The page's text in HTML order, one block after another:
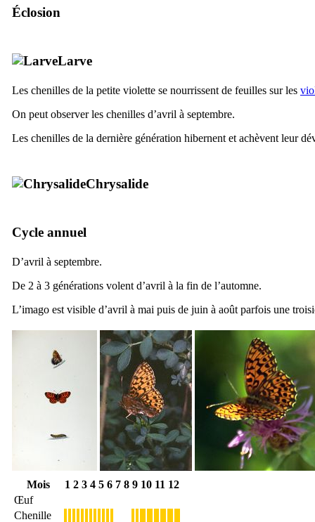
Éclosion
Larve
Les chenilles de la petite violette se nourrissent de feuilles sur les
On peut observer les chenilles d’avril à septembre.
Les chenilles de la dernière génération hibernent et achèvent leur
Chrysalide
Cycle annuel
D’avril à septembre.
De 2 à 3 générations volent d’avril à la fin de l’automne.
L’imago est visible d’avril à mai puis de juin à août parfois une
Mois 1 2 3 4 5 6 7 8 9 10 11 12
Œuf
Chenille